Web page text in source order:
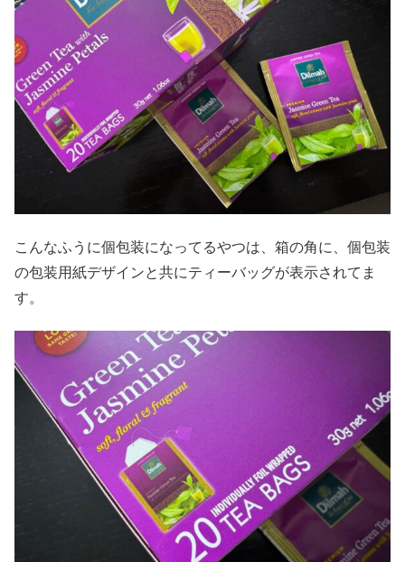
こんなふうに個包装になってるやつは、箱の角に、個包装
の包装用紙デザインと共にティーバッグが表示されてま
す。